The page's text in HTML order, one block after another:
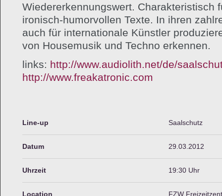
Wiedererkennungswert. Charakteristisch
ironisch-humorvollen Texte. In ihren
auch für internationale Künstler
von Housemusik und Techno erkennen.
links: http://www.audiolith.net/de/
http://www.freakatronic.com
Line-up Saalschutz
Datum 29.03.2012
Uhrzeit 19:30 Uhr
Location FZW